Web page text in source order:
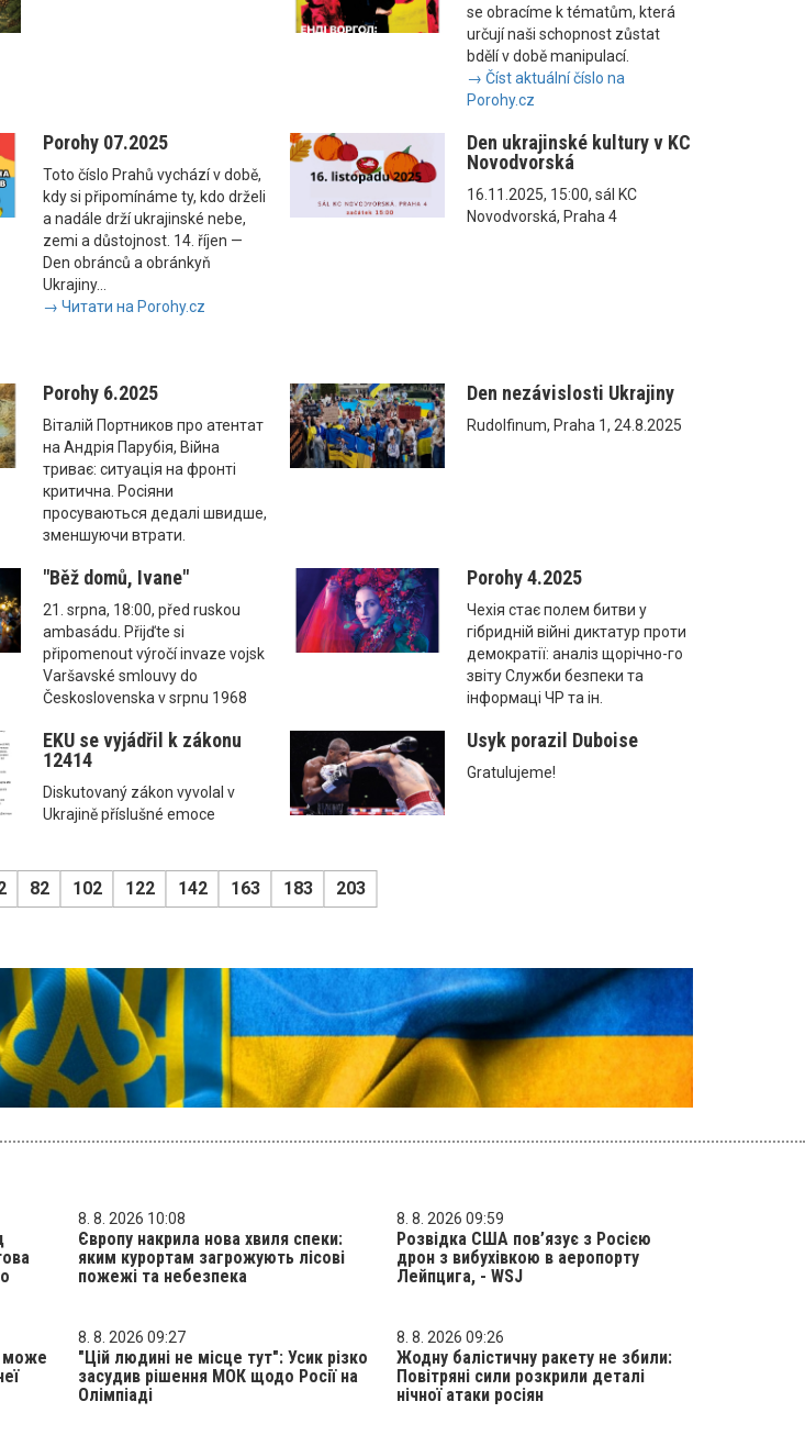
se obracíme k tématům, která
určují naši schopnost zůstat
bdělí v době manipulací.
→ Číst aktuální číslo na
Porohy.cz
Porohy 07.2025
Toto číslo Prahů vychází v době,
kdy si připomínáme ty, kdo drželi
a nadále drží ukrajinské nebe,
zemi a důstojnost. 14. říjen —
Den obránců a obránkyň
Ukrajiny...
→ Читати на Porohy.cz
Den ukrajinské kultury v KC
Novodvorská
16.11.2025, 15:00, sál KC
Novodvorská, Praha 4
Porohy 6.2025
Віталій Портников про атентат
на Андрія Парубія, Війна
триває: ситуація на фронті
критична. Росіяни
просуваються дедалі швидше,
зменшуючи втрати.
Den nezávislosti Ukrajiny
Rudolfinum, Praha 1, 24.8.2025
"Běž domů, Ivane"
21. srpna, 18:00, před ruskou
ambasádu. Přijďte si
připomenout výročí invaze vojsk
Varšavské smlouvy do
Československa v srpnu 1968
Porohy 4.2025
Чехія стає полем битви у
гібридній війні диктатур проти
демократії: аналіз щорічно-го
звіту Служби безпеки та
інформаці ЧР та ін.
EKU se vyjádřil k zákonu
12414
Diskutovaný zákon vyvolal v
Ukrajině příslušné emoce
Usyk porazil Duboise
Gratulujeme!
82 102 122 142 163 183 203
8. 8. 2026 10:08
Європу накрила нова хвиля спеки:
яким курортам загрожують лісові
пожежі та небезпека
8. 8. 2026 09:59
Розвідка США пов’язує з Росією
дрон з вибухівкою в аеропорту
Лейпцига, - WSJ
може
8. 8. 2026 09:27
"Цій людині не місце тут": Усик різко
засудив рішення МОК щодо Росії на
Олімпіаді
8. 8. 2026 09:26
Жодну балістичну ракету не збили:
Повітряні сили розкрили деталі
нічної атаки росіян